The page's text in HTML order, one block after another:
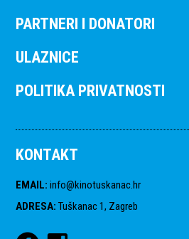
PARTNERI I DONATORI
ULAZNICE
POLITIKA PRIVATNOSTI
KONTAKT
EMAIL: info@kinotuskanac.hr
ADRESA: Tuškanac 1, Zagreb